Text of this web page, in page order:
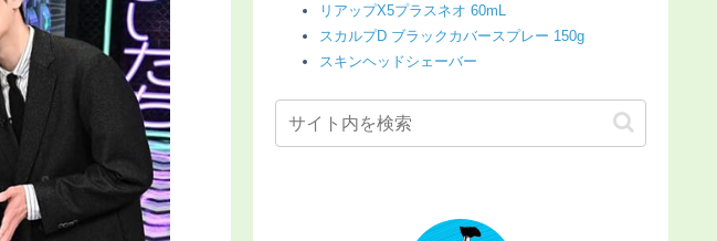
リアップX5プラスネオ 60mL
スカルプD ブラックカバースプレー 150g
スキンヘッドシェーバー